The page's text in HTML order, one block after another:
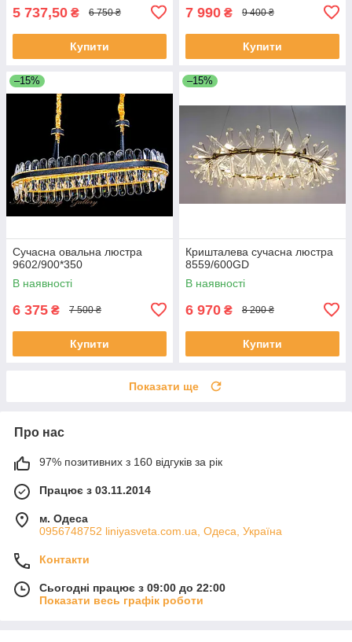
5 737,50 ₴ 6 750 ₴
Купити
7 990 ₴ 9 400 ₴
Купити
–15%
Сучасна овальна люстра
9602/900*350
В наявності
6 375 ₴ 7 500 ₴
Купити
–15%
Кришталева сучасна люстра
8559/600GD
В наявності
6 970 ₴ 8 200 ₴
Купити
Показати ще
Про нас
97% позитивних з 160 відгуків за рік
Працює з 03.11.2014
м. Одеса
0956748752 liniyasveta.com.ua, Одеса, Україна
Контакти
Сьогодні працює з 09:00 до 22:00
Показати весь графік роботи